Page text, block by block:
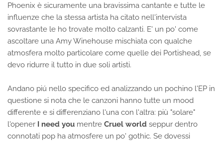
Phoenix è sicuramente una bravissima cantante e tutte le
influenze che la stessa artista ha citato nell'intervista
sovrastante le ho trovate molto calzanti. E' un po' come
ascoltare una Amy Winehouse mischiata con qualche
atmosfera molto particolare come quelle dei Portishead, se
devo ridurre il tutto in due soli artisti.
Andano piú nello specifico ed analizzando un pochino l'EP in
questione si nota che le canzoni hanno tutte un mood
differente e si differenziano l'una con l'altra: più "solare"
l'opener
I need you mentre Cruel world seppur dentro
connotati pop ha atmosfere un po' gothic. Se dovessi